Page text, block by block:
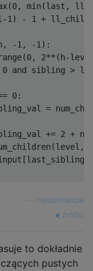
min(last,
1) - 1 +
-1, -1):
2**(h-
and sibling >
0:
=
+= 2 +
niesamowicie
źródło
to dokładnie
pustych